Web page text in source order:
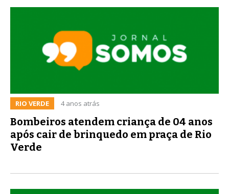
RIO VERDE 4 anos atrás
Bombeiros atendem criança de 04 anos
após cair de brinquedo em praça de Rio
Verde